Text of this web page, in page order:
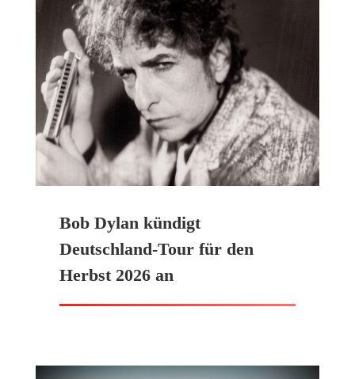
Bob Dylan kündigt
Deutschland-Tour für den
Herbst 2026 an